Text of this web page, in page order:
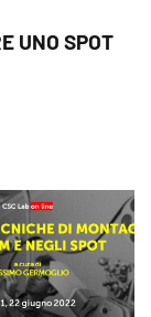
UNO SPOT